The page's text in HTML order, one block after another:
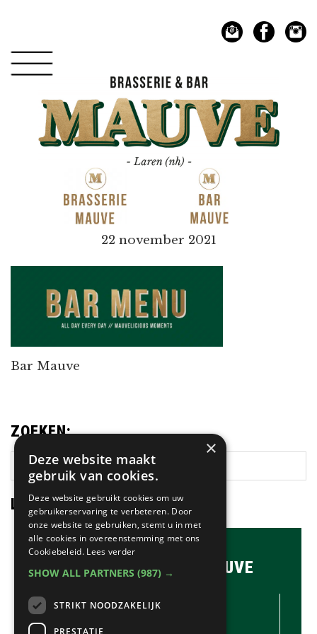
hoofdnavigatie
hoofd
inhoud
Mauve
22 november 2021
Bar Mauve
ZOEKEN:
Zoek
op
deze
website
LAATSTE NIEUWS:
BRASSERIE & BAR MAUVE
CONTACTGEGEVENS //
×
Deze website maakt
gebruik van cookies.
Deze website gebruikt cookies om uw
gebruikerservaring te verbeteren. Door
onze website te gebruiken, stemt u in met
alle cookies in overeenstemming met ons
Cookiebeleid. Lees verder
SHOW ALL PARTNERS (987) →
STRIKT NOODZAKELIJK
PRESTATIE